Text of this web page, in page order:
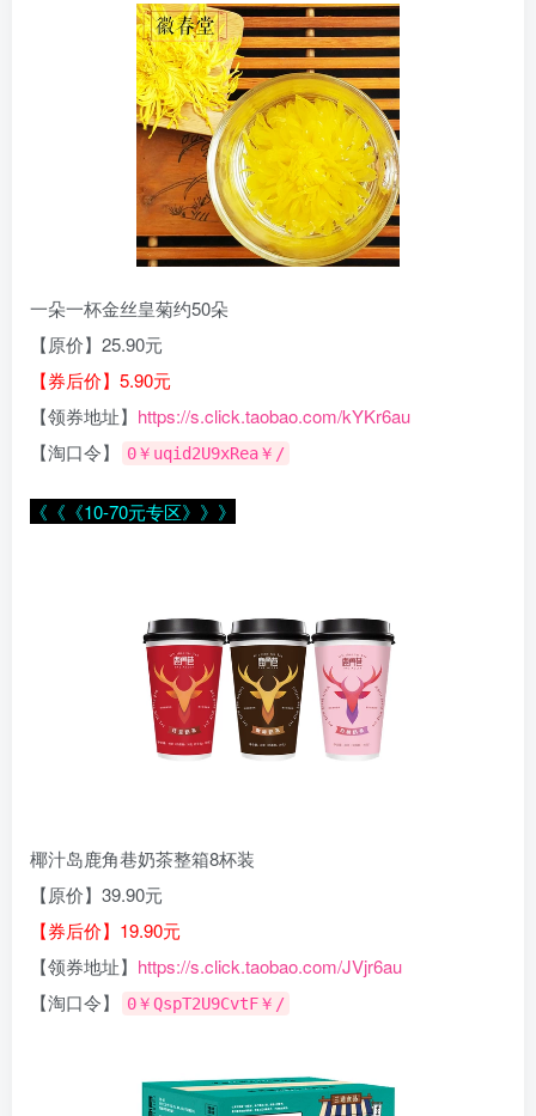
一朵一杯金丝皇菊约50朵
【原价】25.90元
【券后价】5.90元
【领券地址】 https://s.click.taobao.com/kYKr6au
【淘口令】
0￥uqid2U9xRea￥/
《《《10-70元专区》》》
椰汁岛鹿角巷奶茶整箱8杯装
【原价】39.90元
【券后价】19.90元
【领券地址】 https://s.click.taobao.com/JVjr6au
【淘口令】
0￥QspT2U9CvtF￥/